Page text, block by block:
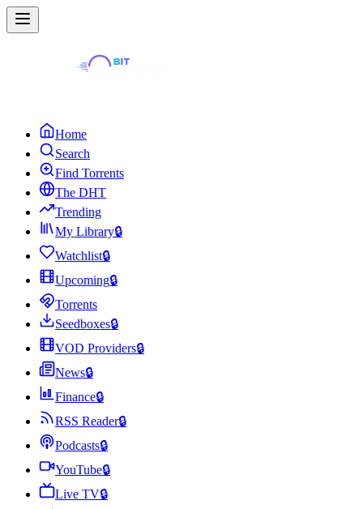
Home
Search
Find Torrents
The DHT
Trending
My Library🔒
Watchlist🔒
Upcoming🔒
Torrents
Seedboxes🔒
VOD Providers🔒
News🔒
Finance🔒
RSS Reader🔒
Podcasts🔒
YouTube🔒
Live TV🔒